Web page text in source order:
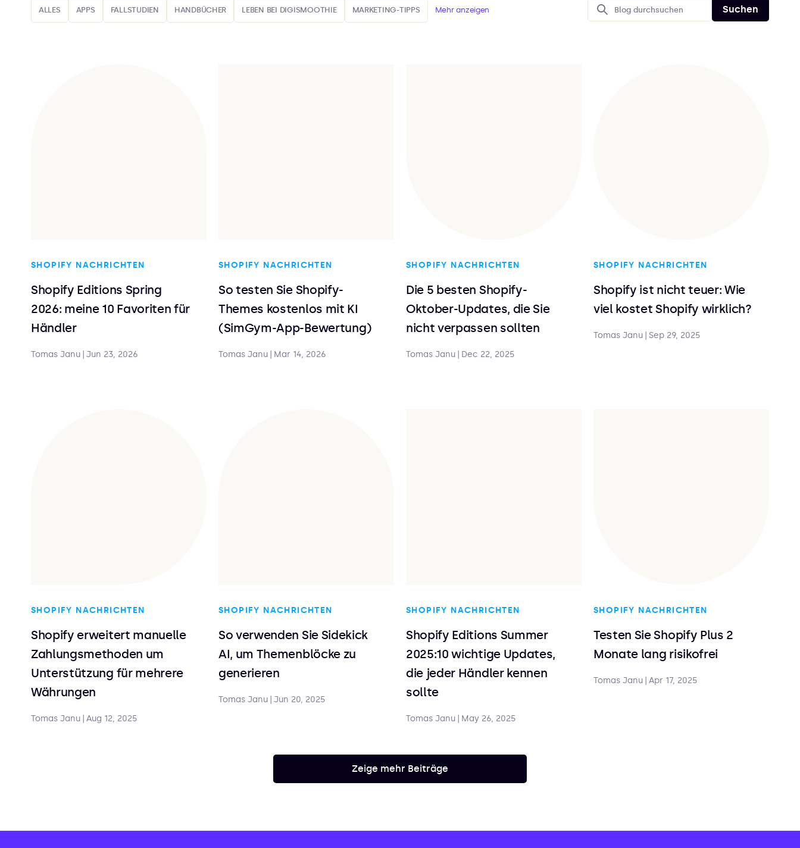
ALLES APPS FALLSTUDIEN HANDBÜCHER LEBEN BEI DIGISMOOTHIE MARKETING-TIPPS Mehr anzeigen
SHOPIFY NACHRICHTEN
Shopify Editions Spring
2026: meine 10 Favoriten für
Händler
Tomas Janu Jun 23, 2026
SHOPIFY NACHRICHTEN
So testen Sie Shopify-
Themes kostenlos mit KI
(SimGym-App-Bewertung)
Tomas Janu Mar 14, 2026
SHOPIFY NACHRICHTEN
Die 5 besten Shopify-
Oktober-Updates, die Sie
nicht verpassen sollten
Tomas Janu Dec 22, 2025
SHOPIFY NACHRICHTEN
Shopify ist nicht teuer: Wie
viel kostet Shopify wirklich?
Tomas Janu Sep 29, 2025
SHOPIFY NACHRICHTEN
Shopify erweitert manuelle
Zahlungsmethoden um
Unterstützung für mehrere
Währungen
Tomas Janu Aug 12, 2025
SHOPIFY NACHRICHTEN
So verwenden Sie Sidekick
AI, um Themenblöcke zu
generieren
Tomas Janu Jun 20, 2025
SHOPIFY NACHRICHTEN
Shopify Editions Summer
2025:10 wichtige Updates,
die jeder Händler kennen
sollte
Tomas Janu May 26, 2025
SHOPIFY NACHRICHTEN
Testen Sie Shopify Plus 2
Monate lang risikofrei
Tomas Janu Apr 17, 2025
Zeige mehr Beiträge